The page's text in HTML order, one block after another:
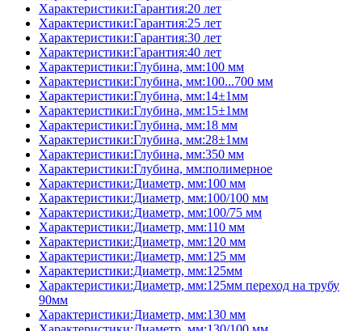
Характеристики:Гарантия:20 лет
Характеристики:Гарантия:25 лет
Характеристики:Гарантия:30 лет
Характеристики:Гарантия:40 лет
Характеристики:Глубина, мм:100 мм
Характеристики:Глубина, мм:100...700 мм
Характеристики:Глубина, мм:14±1мм
Характеристики:Глубина, мм:15±1мм
Характеристики:Глубина, мм:18 мм
Характеристики:Глубина, мм:28±1мм
Характеристики:Глубина, мм:350 мм
Характеристики:Глубина, мм:полимерное
Характеристики:Диаметр, мм:100 мм
Характеристики:Диаметр, мм:100/100 мм
Характеристики:Диаметр, мм:100/75 мм
Характеристики:Диаметр, мм:110 мм
Характеристики:Диаметр, мм:120 мм
Характеристики:Диаметр, мм:125 мм
Характеристики:Диаметр, мм:125мм
Характеристики:Диаметр, мм:125мм переход на трубу
90мм
Характеристики:Диаметр, мм:130 мм